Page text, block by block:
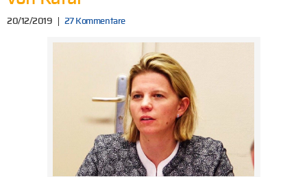
20/12/2019 27 Kommentare